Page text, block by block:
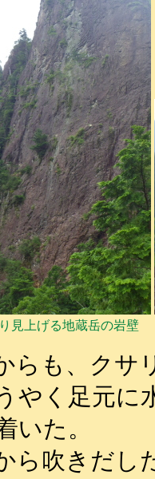
見上げる地蔵岳の岩壁
らも、クサ
やく足元に
いた。
ら吹きだし